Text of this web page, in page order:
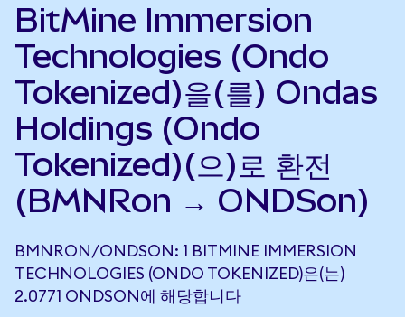
BitMine Immersion
Technologies (Ondo
Tokenized)을(를) Ondas
Holdings (Ondo
Tokenized)(으)로 환전
(BMNRon → ONDSon)
BMNRON/ONDSON: 1 BITMINE IMMERSION
TECHNOLOGIES (ONDO TOKENIZED)은(는)
2.0771 ONDSON에 해당합니다